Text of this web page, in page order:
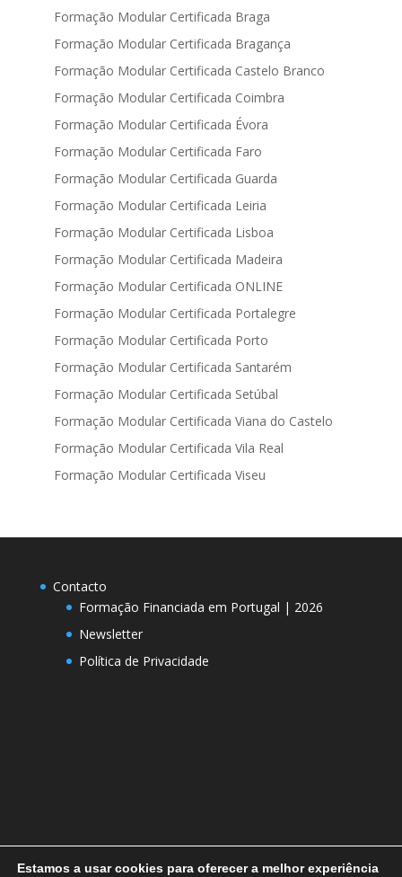
Formação Modular Certificada Braga
Formação Modular Certificada Bragança
Formação Modular Certificada Castelo Branco
Formação Modular Certificada Coimbra
Formação Modular Certificada Évora
Formação Modular Certificada Faro
Formação Modular Certificada Guarda
Formação Modular Certificada Leiria
Formação Modular Certificada Lisboa
Formação Modular Certificada Madeira
Formação Modular Certificada ONLINE
Formação Modular Certificada Portalegre
Formação Modular Certificada Porto
Formação Modular Certificada Santarém
Formação Modular Certificada Setúbal
Formação Modular Certificada Viana do Castelo
Formação Modular Certificada Vila Real
Formação Modular Certificada Viseu
Contacto
Formação Financiada em Portugal | 2026
Newsletter
Política de Privacidade
Estamos a usar cookies para oferecer a melhor experiência